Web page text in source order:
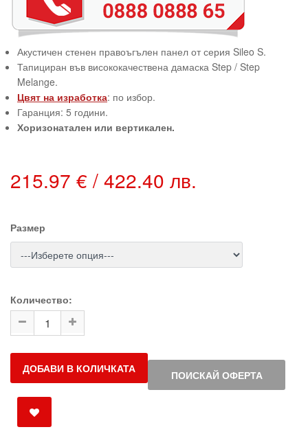
Акустичен стенен правоъгълен панел от серия Sileo S.
Тапициран във висококачествена дамаска Step / Step
Melange.
Цвят на изработка: по избор.
Гаранция: 5 години.
Хоризонатален или вертикален.
215.97 € / 422.40 лв.
Размер
Количество:
ДОБАВИ В КОЛИЧКАТА ПОИСКАЙ ОФЕРТА